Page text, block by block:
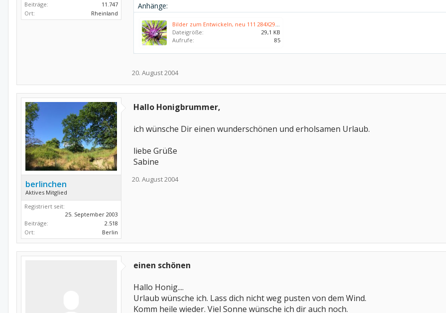
Beiträge:
11.747
Ort:
Rheinland
Anhänge:
Bilder zum Entwickeln, neu 111 284X291.jpg
Dateigröße:
29,1 KB
Aufrufe:
85
20. August 2004
berlinchen
Aktives Mitglied
Registriert seit:
25. September 2003
Beiträge:
2.518
Ort:
Berlin
Hallo Honigbrummer,
ich wünsche Dir einen wunderschönen und erholsamen Urlaub.
liebe Grüße
Sabine
20. August 2004
einen schönen
Hallo Honig....
Urlaub wünsche ich. Lass dich nicht weg pusten von dem Wind.
Komm heile wieder. Viel Sonne wünsche ich dir auch noch.